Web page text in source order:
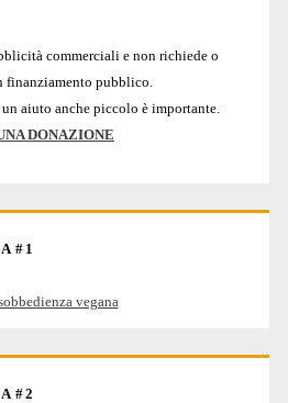
commerciali e non richiede o
finanziamento pubblico.
un aiuto anche piccolo è importante.
DONAZIONE
#1
#2